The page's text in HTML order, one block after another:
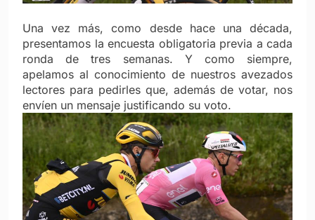
Una vez más, como desde hace una década,
presentamos la encuesta obligatoria previa a cada
ronda de tres semanas. Y como siempre,
apelamos al conocimiento de nuestros avezados
lectores para pedirles que, además de votar, nos
envíen un mensaje justificando su voto.